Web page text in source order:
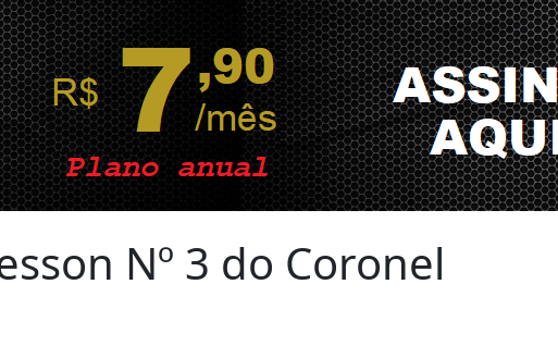
Nº 3 do Coronel